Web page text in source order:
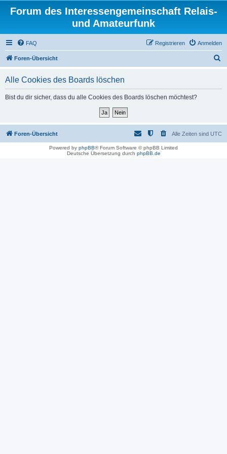
Forum des Interessengemeinschaft Relais-
und Amateurfunk
FAQ Anmelden
Registrieren
Foren-Übersicht
Alle Cookies des Boards löschen
Bist du dir sicher, dass du alle Cookies des Boards löschen möchtest?
Foren-Übersicht Alle Zeiten sind UTC
Powered by phpBB® Forum Software © phpBB Limited
Deutsche Übersetzung durch phpBB.de